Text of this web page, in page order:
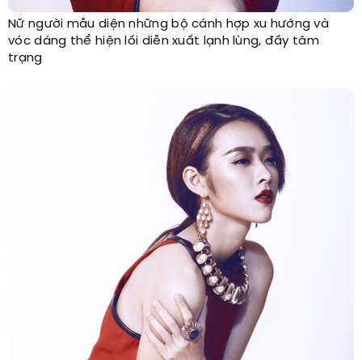
Nữ người mẫu diện những bộ cánh hợp xu hướng và
vóc dáng thể hiện lối diễn xuất lạnh lùng, đầy tâm
trạng